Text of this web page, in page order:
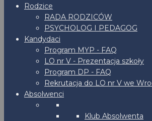
Rodzice
RADA RODZICÓW
PSYCHOLOG I PEDAGOG
Kandydaci
Program MYP - FAQ
LO nr V - Prezentacja szkoły
Program DP - FAQ
Rekrutacja do LO nr V we
Absolwenci
Klub Absolwenta